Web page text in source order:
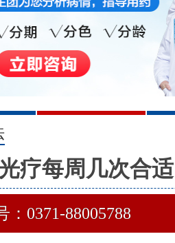
3
疗每周几次合适
：0371-88005788